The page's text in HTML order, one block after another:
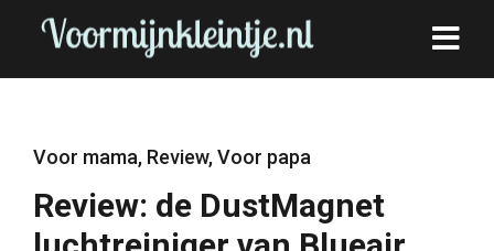
Voor mama, Review,Voor papa
Review: de DustMagnet